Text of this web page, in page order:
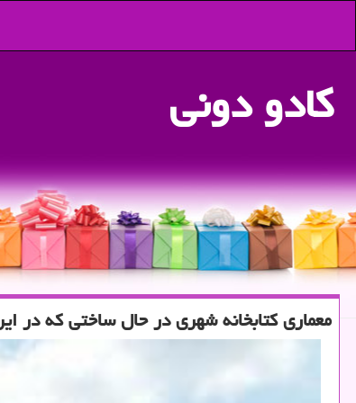
كادو دونی
معماری كتابخانه شهری در حال ساختی كه در